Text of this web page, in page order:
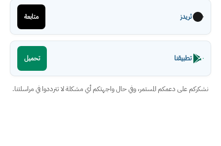
ثريدز متابعة
تطبيقنا تحميل
نشكركم على دعمكم المستمر، وفي حال واجهتكم أي مشكلة لا تترددوا في مراسلتنا.